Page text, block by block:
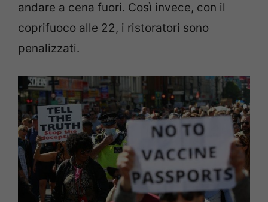
andare a cena fuori. Così invece, con il
coprifuoco alle 22, i ristoratori sono
penalizzati.